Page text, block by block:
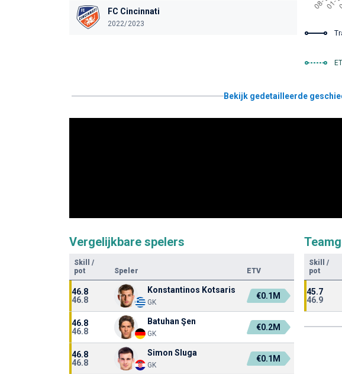
FC Cincinnati
2022/2023
Bekijk gedetailleerde
Vergelijkbare spelers
Skill
/
pot
Speler ETV
46.8
46.8
Konstantinos Kotsaris
GK
€0.1M
46.8
46.8
Batuhan Şen
GK
€0.2M
46.8
46.8
Simon Sluga
GK
€0.1M
Skill
/
pot
45.7
46.9